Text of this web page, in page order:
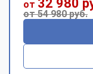
от 32 980
от 54 980 руб.